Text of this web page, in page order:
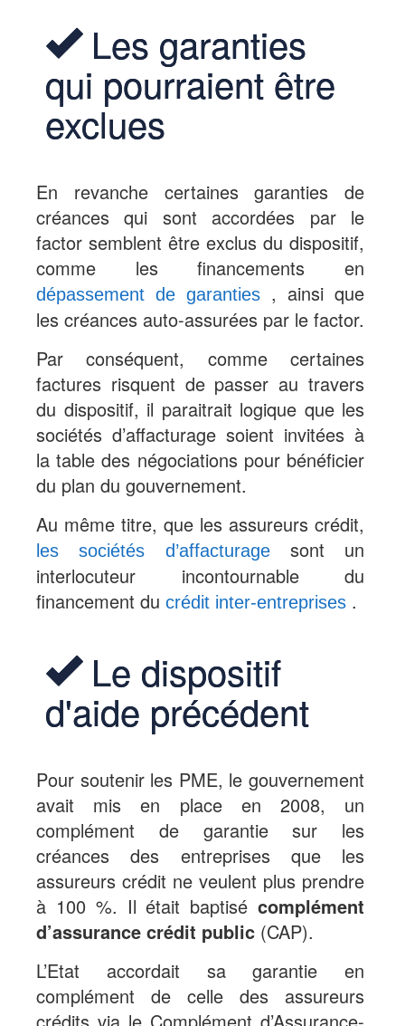
Les garanties
qui pourraient être
exclues
En revanche certaines garanties de
créances qui sont accordées par le
factor semblent être exclus du dispositif,
comme les financements en
dépassement de garanties , ainsi que
les créances auto-assurées par le factor.
Par conséquent, comme certaines
factures risquent de passer au travers
du dispositif, il paraitrait logique que les
sociétés d’affacturage soient invitées à
la table des négociations pour bénéficier
du plan du gouvernement.
Au même titre, que les assureurs crédit,
les sociétés d’affacturage sont un
interlocuteur incontournable du
financement du crédit inter-entreprises .
Le dispositif
d'aide précédent
Pour soutenir les PME, le gouvernement
avait mis en place en 2008, un
complément de garantie sur les
créances des entreprises que les
assureurs crédit ne veulent plus prendre
à 100 %. Il était baptisé complément
d’assurance crédit public (CAP).
L’Etat accordait sa garantie en
complément de celle des assureurs